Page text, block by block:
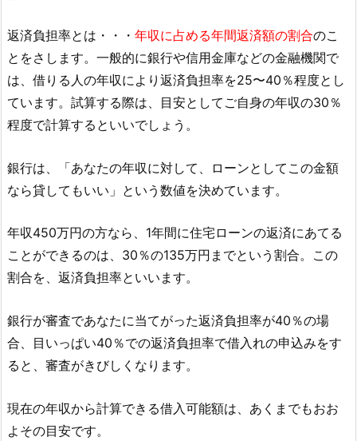
返済負担率とは・・・ 年収に占める年間返済額の割合のこ
とをさします。一般的に銀行や信用金庫などの金融機関で
は、借りる人の年収により返済負担率を25〜40％程度とし
ています。試算する際は、目安としてご自身の年収の30％
程度で計算するといいでしょう。
銀行は、「あなたの年収に対して、ローンとしてこの金額
なら貸してもいい」という数値を決めています。
年収450万円の方なら、1年間に住宅ローンの返済にあてる
ことができるのは、30％の135万円までという割合。この
割合を、返済負担率といいます。
銀行が審査であなたに当てがった返済負担率が40％の場
合、目いっぱい40％での返済負担率で借入れの申込みをす
ると、審査がきびしくなります。
現在の年収から計算できる借入可能額は、あくまでもおお
よその目安です。